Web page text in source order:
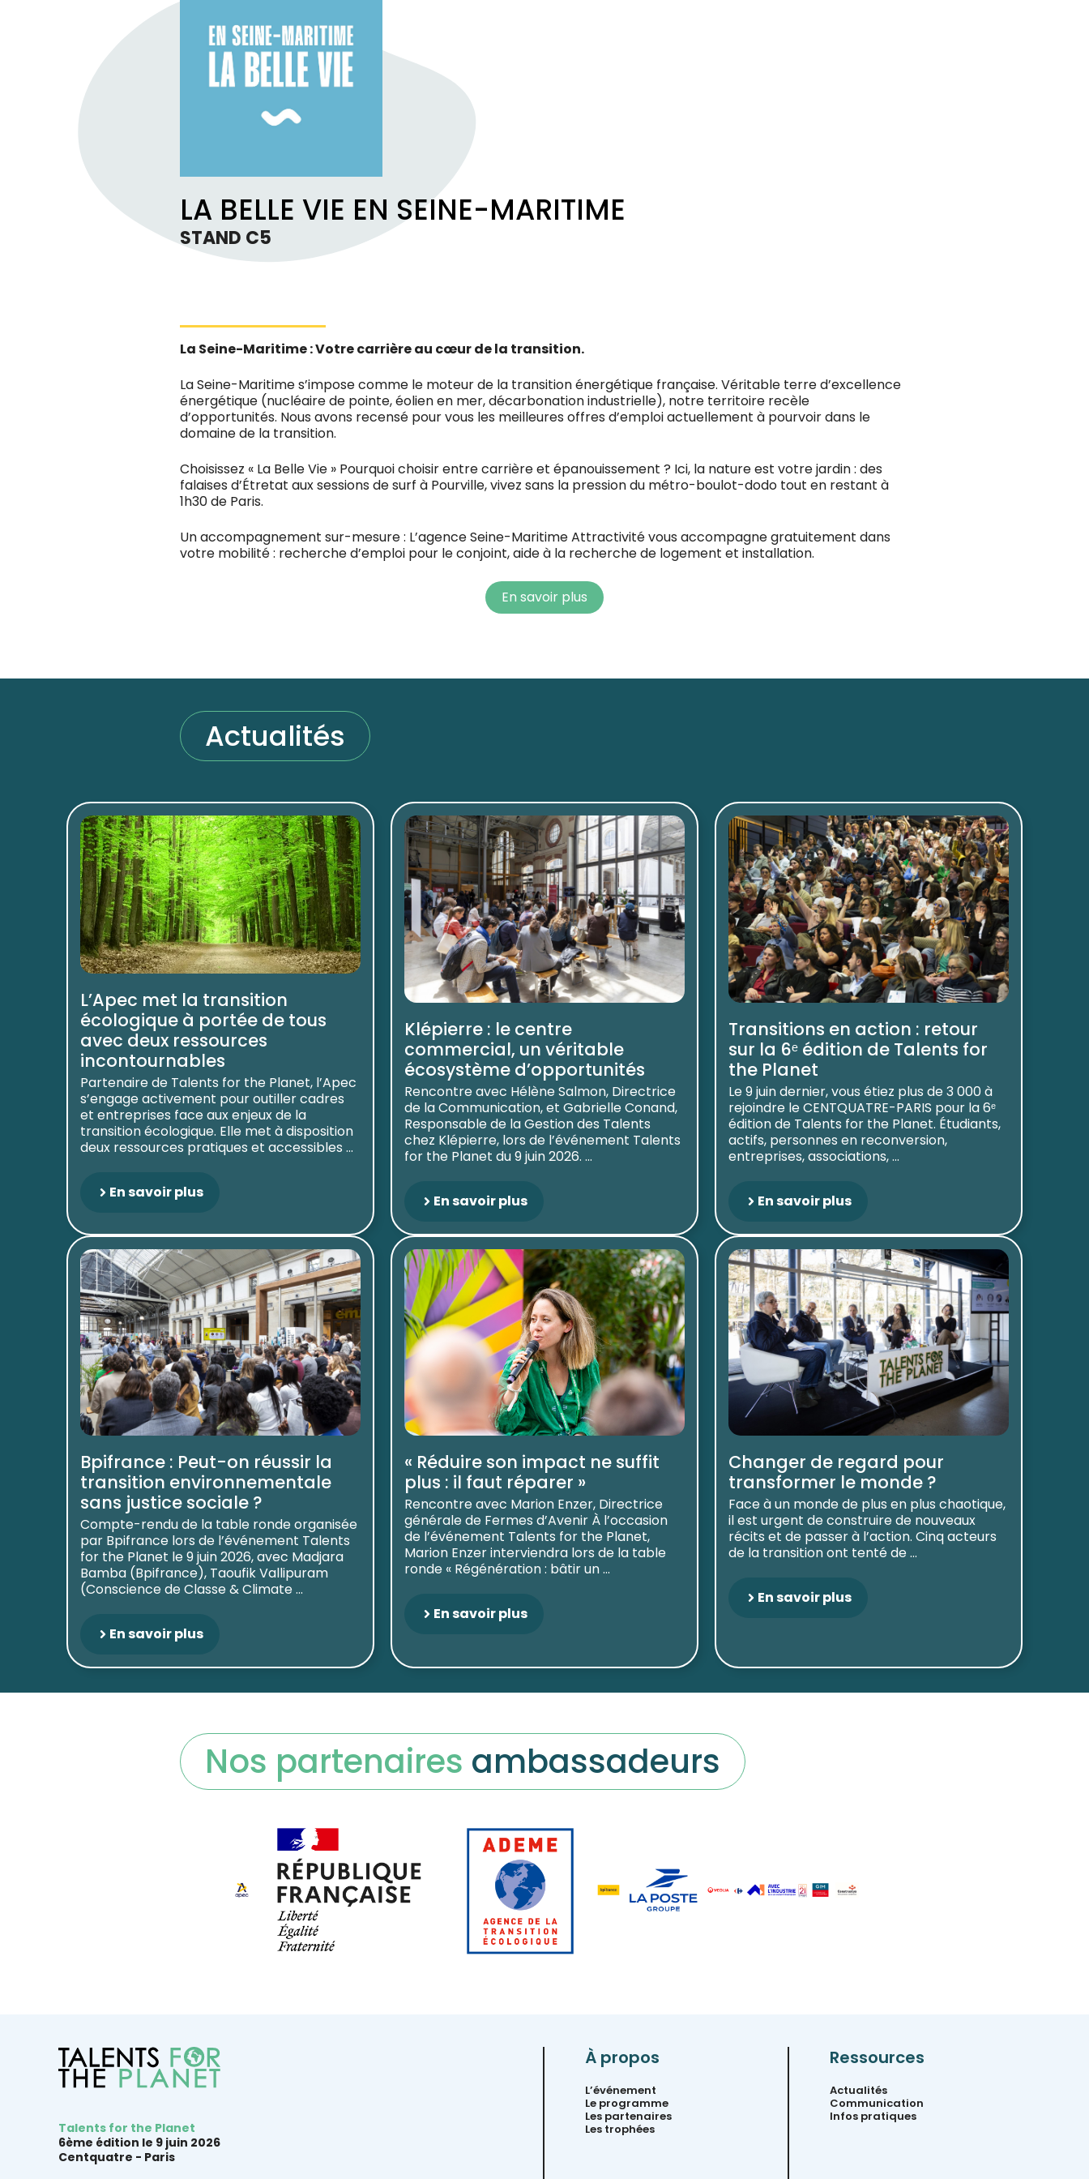
LA BELLE VIE EN SEINE-MARITIME
STAND C5
La Seine-Maritime : Votre carrière au cœur de la transition.
La Seine-Maritime s’impose comme le moteur de la transition énergétique française. Véritable terre d’excellence
énergétique (nucléaire de pointe, éolien en mer, décarbonation industrielle), notre territoire recèle
d’opportunités. Nous avons recensé pour vous les meilleures offres d’emploi actuellement à pourvoir dans le
domaine de la transition.
Choisissez « La Belle Vie » Pourquoi choisir entre carrière et épanouissement ? Ici, la nature est votre jardin : des
falaises d’Étretat aux sessions de surf à Pourville, vivez sans la pression du métro-boulot-dodo tout en restant à
1h30 de Paris.
Un accompagnement sur-mesure : L’agence Seine-Maritime Attractivité vous accompagne gratuitement dans
votre mobilité : recherche d’emploi pour le conjoint, aide à la recherche de logement et installation.
En savoir plus
Actualités
L’Apec met la transition
écologique à portée de tous
avec deux ressources
incontournables
Partenaire de Talents for the Planet, l’Apec
s’engage activement pour outiller cadres
et entreprises face aux enjeux de la
transition écologique. Elle met à disposition
deux ressources pratiques et accessibles ...
En savoir plus
Klépierre : le centre
commercial, un véritable
écosystème d’opportunités
Rencontre avec Hélène Salmon, Directrice
de la Communication, et Gabrielle Conand,
Responsable de la Gestion des Talents
chez Klépierre, lors de l’événement Talents
for the Planet du 9 juin 2026. ...
En savoir plus
Transitions en action : retour
sur la 6ᵉ édition de Talents for
the Planet
Le 9 juin dernier, vous étiez plus de 3 000 à
rejoindre le CENTQUATRE-PARIS pour la 6ᵉ
édition de Talents for the Planet. Étudiants,
actifs, personnes en reconversion,
entreprises, associations, ...
En savoir plus
Bpifrance : Peut-on réussir la
transition environnementale
sans justice sociale ?
Compte-rendu de la table ronde organisée
par Bpifrance lors de l’événement Talents
for the Planet le 9 juin 2026, avec Madjara
Bamba (Bpifrance), Taoufik Vallipuram
(Conscience de Classe & Climate ...
En savoir plus
« Réduire son impact ne suffit
plus : il faut réparer »
Rencontre avec Marion Enzer, Directrice
générale de Fermes d’Avenir À l’occasion
de l’événement Talents for the Planet,
Marion Enzer interviendra lors de la table
ronde « Régénération : bâtir un ...
En savoir plus
Changer de regard pour
transformer le monde ?
Face à un monde de plus en plus chaotique,
il est urgent de construire de nouveaux
récits et de passer à l’action. Cinq acteurs
de la transition ont tenté de ...
En savoir plus
Nos partenaires ambassadeurs
Talents for the Planet
6ème édition le 9 juin 2026
Centquatre - Paris
À propos
L’événement
Le programme
Les partenaires
Les trophées
Ressources
Actualités
Communication
Infos pratiques